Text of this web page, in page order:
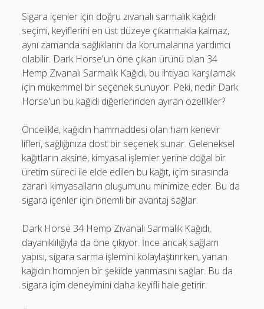
Sigara içenler için doğru zıvanalı sarmalık kağıdı
seçimi, keyiflerini en üst düzeye çıkarmakla kalmaz,
aynı zamanda sağlıklarını da korumalarına yardımcı
olabilir. Dark Horse'un öne çıkan ürünü olan 34
Hemp Zıvanalı Sarmalık Kağıdı, bu ihtiyacı karşılamak
için mükemmel bir seçenek sunuyor. Peki, nedir Dark
Horse'un bu kağıdı diğerlerinden ayıran özellikler?
Öncelikle, kağıdın hammaddesi olan ham kenevir
lifleri, sağlığınıza dost bir seçenek sunar. Geleneksel
kağıtların aksine, kimyasal işlemler yerine doğal bir
üretim süreci ile elde edilen bu kağıt, içim sırasında
zararlı kimyasalların oluşumunu minimize eder. Bu da
sigara içenler için önemli bir avantaj sağlar.
Dark Horse 34 Hemp Zıvanalı Sarmalık Kağıdı,
dayanıklılığıyla da öne çıkıyor. İnce ancak sağlam
yapısı, sigara sarma işlemini kolaylaştırırken, yanan
kağıdın homojen bir şekilde yanmasını sağlar. Bu da
sigara içim deneyimini daha keyifli hale getirir.